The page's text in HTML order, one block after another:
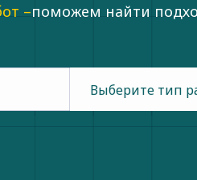
–поможем найти
Выберите тип